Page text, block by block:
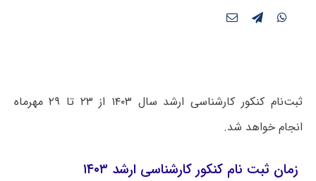
ثبت‌نام کنکور کارشناسی ارشد سال ۱۴۰۳ از ۲۳ تا ۲۹ مهرماه
انجام خواهد شد.
زمان ثبت نام کنکور کارشناسی ارشد ۱۴۰۳